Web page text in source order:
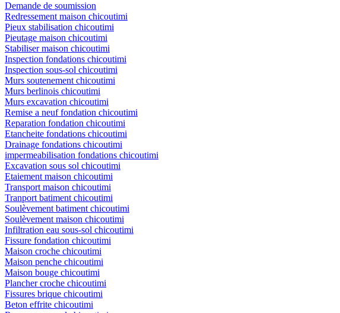
Demande de soumission
Redressement maison chicoutimi
Pieux stabilisation chicoutimi
Pieutage maison chicoutimi
Stabiliser maison chicoutimi
Inspection fondations chicoutimi
Inspection sous-sol chicoutimi
Murs soutenement chicoutimi
Murs berlinois chicoutimi
Murs excavation chicoutimi
Remise a neuf fondation chicoutimi
Reparation fondation chicoutimi
Etancheite fondations chicoutimi
Drainage fondations chicoutimi
impermeabilisation fondations chicoutimi
Excavation sous sol chicoutimi
Etaiement maison chicoutimi
Transport maison chicoutimi
Tranport batiment chicoutimi
Soulèvement batiment chicoutimi
Soulèvement maison chicoutimi
Infiltration eau sous-sol chicoutimi
Fissure fondation chicoutimi
Maison croche chicoutimi
Maison penche chicoutimi
Maison bouge chicoutimi
Plancher croche chicoutimi
Fissures brique chicoutimi
Beton effrite chicoutimi